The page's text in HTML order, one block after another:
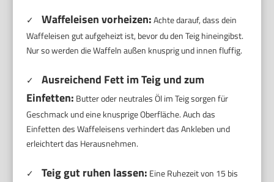
✓ Waffeleisen vorheizen:Achte darauf, dass dein
Waffeleisen gut aufgeheizt ist, bevor du den Teig hineingibst.
Nur so werden die Waffeln außen knusprig und innen fluffig.
✓
Ausreichend Fett im Teig und zum
Einfetten: Butter oder neutrales Öl im Teig sorgen für
Geschmack und eine knusprige Oberfläche. Auch das
Einfetten des Waffeleisens verhindert das Ankleben und
erleichtert das Herausnehmen.
✓ Teig gut ruhen lassen: Eine Ruhezeit von 15 bis